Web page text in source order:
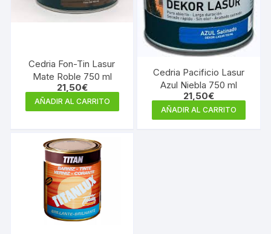
Cedria Fon-Tin Lasur
Mate Roble 750 ml
21,50€
AÑADIR AL CARRITO
Cedria Pacificio Lasur
Azul Niebla 750 ml
21,50€
AÑADIR AL CARRITO